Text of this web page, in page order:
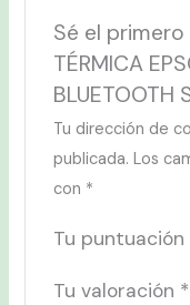
Sé el primero
TÉRMICA
BLUETOOTH
Tu dirección de
publicada. Los
con *
Tu puntuación
Tu valoración *